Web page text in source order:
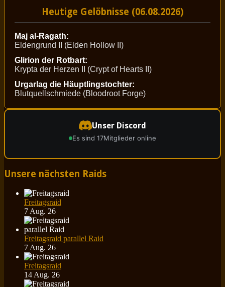
Heutige Gelöbnisse (06.08.2026)
Maj al-Ragath:
Eldengrund II (Elden Hollow II)
Glirion der Rotbart:
Krypta der Herzen II (Crypt of Hearts II)
Urgarlag die Häuptlingstochter:
Blutquellschmiede (Bloodroot Forge)
Unser Discord
Es sind 17Mitglieder online
Unsere nächsten Raids
Freitagsraid
7 Aug. 26
Freitagsraid parallel Raid
7 Aug. 26
Freitagsraid
14 Aug. 26